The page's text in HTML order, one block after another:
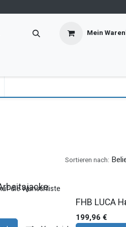
Mein
Sortieren nach:
die Wunschliste
FHB LUCA
199,96€